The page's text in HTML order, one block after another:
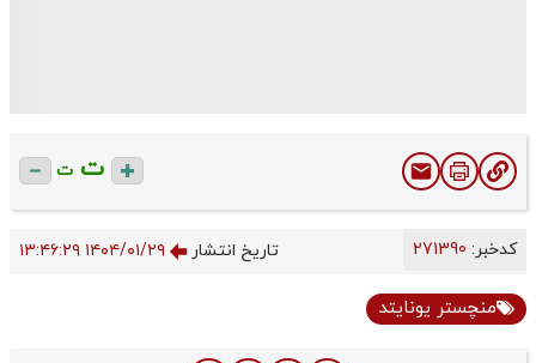
ت ت
کدخبر: تاریخ انتشار ۱۴۰۴/۰۱/۲۹ ۱۳:۴۶:۲۹
منچستر یونایتد